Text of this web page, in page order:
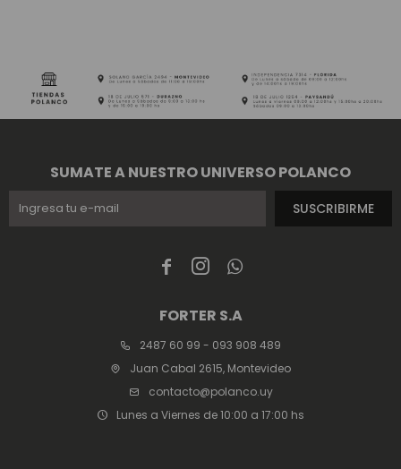
  
FORTER S.A
2487 60 99 - 093 908 489
Juan Cabal 2615, Montevideo
contacto@polanco.uy
Lunes a Viernes de 10:00 a 17:00 hs
SUMATE A NUESTRO UNIVERSO POLANCO
SUSCRIBIRME